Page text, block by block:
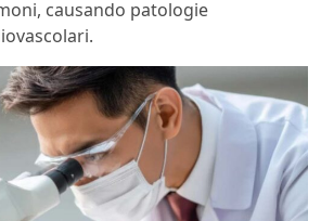
causando patologie